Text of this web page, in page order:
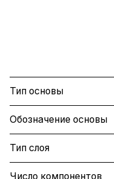
Тип основы
Обозначение основы
Тип слоя
Число компонентов